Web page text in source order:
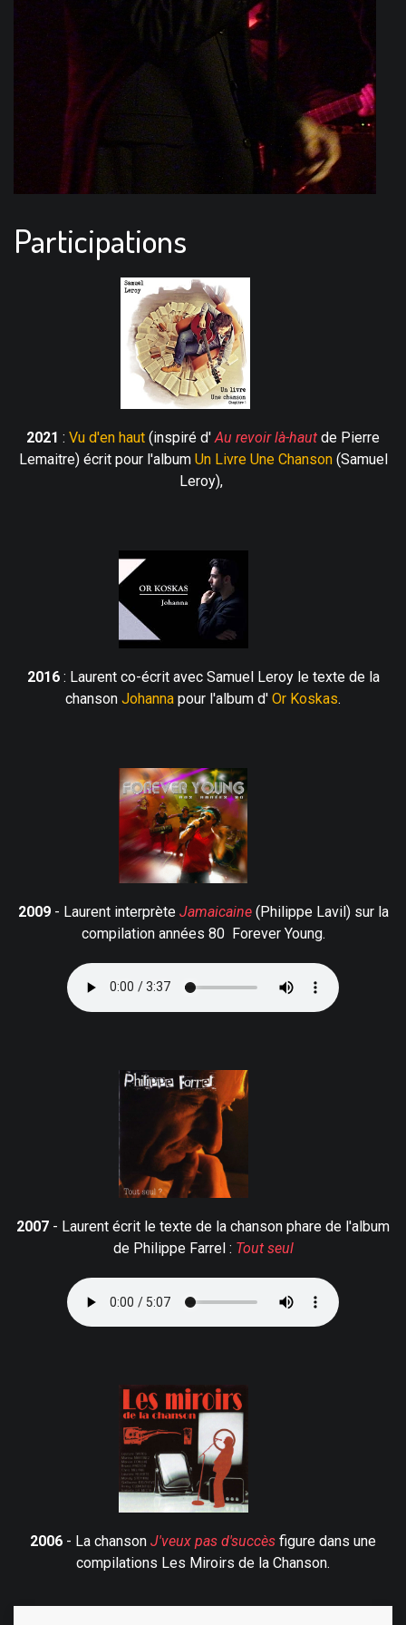
Participations
2021 : Vu d'en haut (inspiré d'Au revoir là-haut de Pierre
Lemaitre) écrit pour l'album Un Livre Une Chanson(Samuel
Leroy),
2016: Laurent co-écrit avec Samuel Leroy le texte de la
chanson Johanna pour l'album d' Or Koskas.
2009- Laurent interprète Jamaicaine(Philippe Lavil) sur la
compilation années 80 Forever Young.
2007 - Laurent écrit le texte de la chanson phare de l'album
de Philippe Farrel : Tout seul
2006 - La chanson J'veux pas d'succès figure dans une
compilations Les Miroirs de la Chanson.